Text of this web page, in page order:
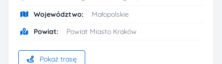
Województwo:
Małopolskie
Powiat:
Powiat Miasto Kraków
Pokaż trasę